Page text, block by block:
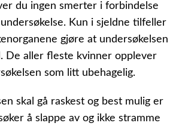
du ingen smerter i forbindelse
Kun i sjeldne tilfeller
gjøre at undersøkelsen
De aller fleste kvinner opplever
som litt ubehagelig.
skal gå raskest og best mulig er
å slappe av og ikke stramme